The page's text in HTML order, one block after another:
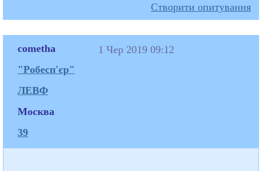
Створити опитування
cometha
"Робесп'єр"
ЛЕВФ
Москва
39
1 Чер 2019 09:12